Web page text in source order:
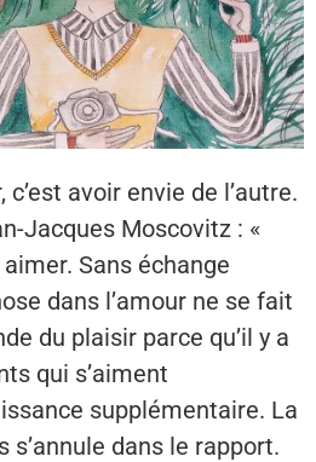
avoir envie de l’autre.
Jacques Moscovitz : «
Sans échange
dans l’amour ne se fait
du plaisir parce qu’il y a
qui s’aiment
supplémentaire. La
s’annule dans le rapport.